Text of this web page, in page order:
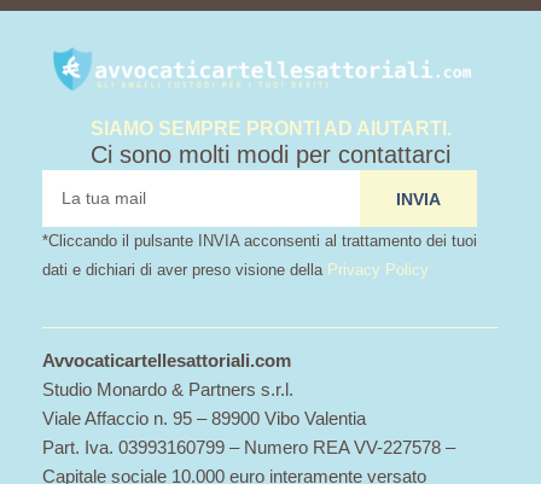
SIAMO SEMPRE PRONTI AD AIUTARTI.
Ci sono molti modi per contattarci
INVIA
*Cliccando il pulsante INVIA acconsenti al trattamento dei tuoi
dati e dichiari di aver preso visione della Privacy Policy
Avvocaticartellesattoriali.com
Studio Monardo & Partners s.r.l.
Viale Affaccio n. 95 – 89900 Vibo Valentia
Part. Iva. 03993160799 – Numero REA VV-227578 –
Capitale sociale 10.000 euro interamente versato